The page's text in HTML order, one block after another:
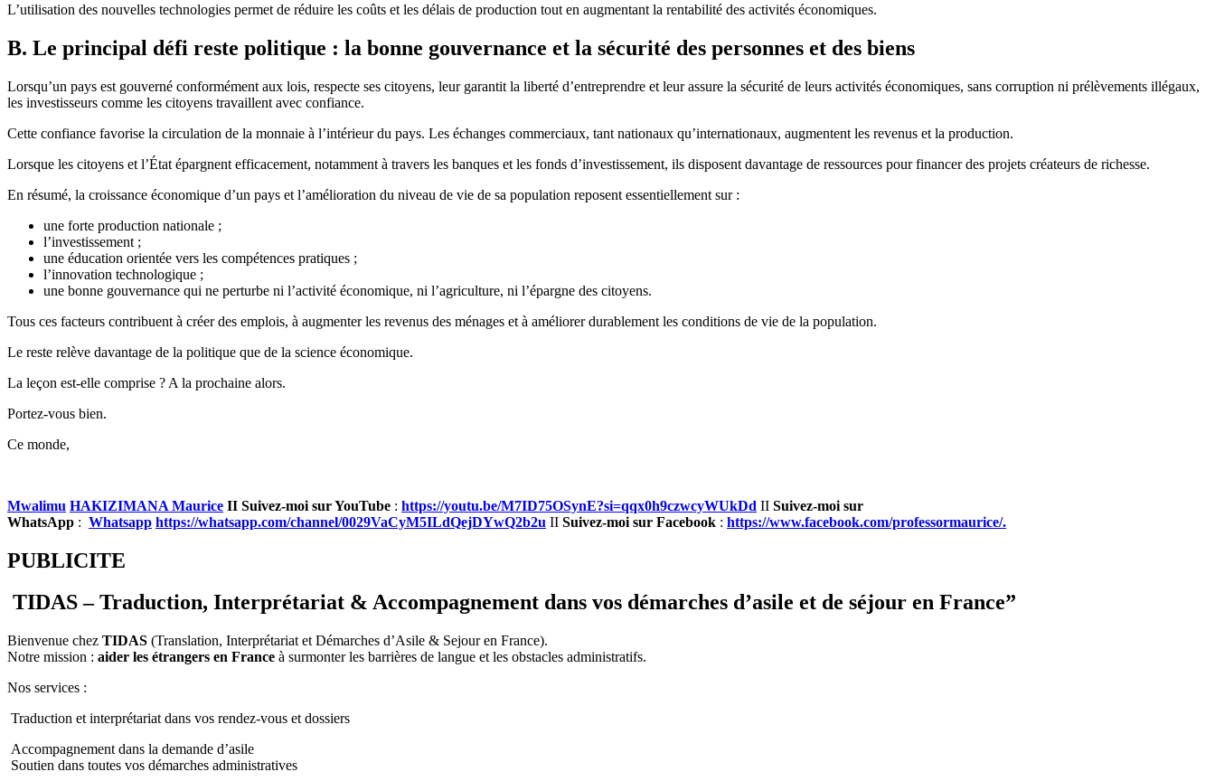
L’utilisation des nouvelles technologies permet de réduire les coûts et les délais de production tout en augmentant la rentabilité des activités économiques.
B. Le principal défi reste politique : la bonne gouvernance et la sécurité des personnes et des biens
Lorsqu’un pays est gouverné conformément aux lois, respecte ses citoyens, leur garantit la liberté d’entreprendre et leur assure la sécurité de leurs activités économiques, sans corruption ni prélèvements illégaux,
les investisseurs comme les citoyens travaillent avec confiance.
Cette confiance favorise la circulation de la monnaie à l’intérieur du pays. Les échanges commerciaux, tant nationaux qu’internationaux, augmentent les revenus et la production.
Lorsque les citoyens et l’État épargnent efficacement, notamment à travers les banques et les fonds d’investissement, ils disposent davantage de ressources pour financer des projets créateurs de richesse.
En résumé, la croissance économique d’un pays et l’amélioration du niveau de vie de sa population reposent essentiellement sur :
une forte production nationale ;
l’investissement ;
une éducation orientée vers les compétences pratiques ;
l’innovation technologique ;
une bonne gouvernance qui ne perturbe ni l’activité économique, ni l’agriculture, ni l’épargne des citoyens.
Tous ces facteurs contribuent à créer des emplois, à augmenter les revenus des ménages et à améliorer durablement les conditions de vie de la population.
Le reste relève davantage de la politique que de la science économique.
La leçon est-elle comprise ? A la prochaine alors.
Portez-vous bien.
Ce monde,
Mwalimu HAKIZIMANA Maurice II Suivez-moi sur YouTube : https://youtu.be/M7ID75OSynE?si=qqx0h9czwcyWUkDd II Suivez-moi sur
WhatsApp : Whatsapp https://whatsapp.com/channel/0029VaCyM5ILdQejDYwQ2b2u II Suivez-moi sur Facebook : https://www.facebook.com/professormaurice/.
PUBLICITE
TIDAS – Traduction, Interprétariat & Accompagnement dans vos démarches d’asile et de séjour en France”
Bienvenue chez TIDAS (Translation, Interprétariat et Démarches d’Asile & Sejour en France).
Notre mission : aider les étrangers en France à surmonter les barrières de langue et les obstacles administratifs.
Nos services :
Traduction et interprétariat dans vos rendez-vous et dossiers
Accompagnement dans la demande d’asile
Soutien dans toutes vos démarches administratives